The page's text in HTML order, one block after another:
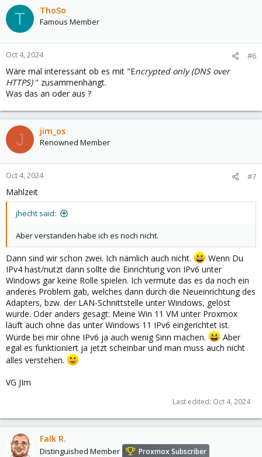
c
t
o
n
:
T ThoSo
Famous Member
Oct 4, 2024 #6
Wäre mal interessant ob es mit "Encrypted only (DNS over
HTTPS)" zusammenhängt.
Was das an oder aus ?
J jim_os
Renowned Member
Oct 4, 2024 #7
Mahlzeit
jhecht said:
Aber verstanden habe ich es noch nicht.
Dann sind wir schon zwei. Ich nämlich auch nicht.
Wenn Du
IPv4 hast/nutzt dann sollte die Einrichtung von IPv6 unter
Windows gar keine Rolle spielen. Ich vermute das es da noch ein
anderes Problem gab, welches dann durch die Neueinrichtung des
Adapters, bzw. der LAN-Schnittstelle unter Windows, gelöst
wurde. Oder anders gesagt: Meine Win 11 VM unter Proxmox
läuft auch ohne das unter Windows 11 IPv6 eingerichtet ist.
Würde bei mir ohne IPv6 ja auch wenig Sinn machen.
Aber
egal es funktioniert ja jetzt scheinbar und man muss auch nicht
alles verstehen.
VG JIm
Last edited: Oct 4, 2024
Falk R.
Distinguished Member Proxmox Subscriber